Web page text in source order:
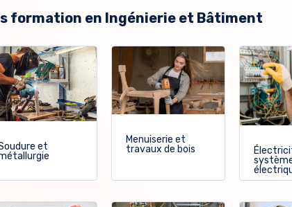
formation en Ingénierie et Bâtiment
et
Menuiserie et
travaux de bois